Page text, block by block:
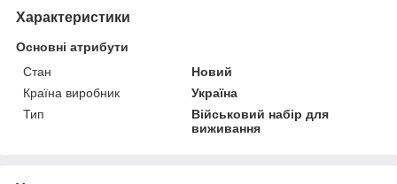
Характеристики
Основні атрибути
Стан
Новий
Країна виробник
Україна
Тип
Військовий набір для
виживання